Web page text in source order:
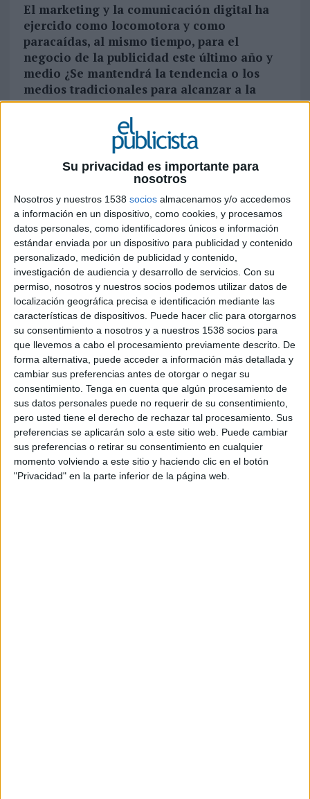
Su privacidad es importante para
nosotros
Nosotros y nuestros 1538 socios almacenamos y/o accedemos
a información en un dispositivo, como cookies, y procesamos
datos personales, como identificadores únicos e información
estándar enviada por un dispositivo para publicidad y contenido
personalizado, medición de publicidad y contenido,
investigación de audiencia y desarrollo de servicios. Con su
permiso, nosotros y nuestros socios podemos utilizar datos de
localización geográfica precisa e identificación mediante las
características de dispositivos. Puede hacer clic para otorgarnos
su consentimiento a nosotros y a nuestros 1538 socios para
que llevemos a cabo el procesamiento previamente descrito. De
forma alternativa, puede acceder a información más detallada y
cambiar sus preferencias antes de otorgar o negar su
consentimiento. Tenga en cuenta que algún procesamiento de
sus datos personales puede no requerir de su consentimiento,
pero usted tiene el derecho de rechazar tal procesamiento. Sus
preferencias se aplicarán solo a este sitio web. Puede cambiar
sus preferencias o retirar su consentimiento en cualquier
momento volviendo a este sitio y haciendo clic en el botón
"Privacidad" en la parte inferior de la página web.
El marketing y la comunicación digital ha
ejercido como locomotora y como
paracaídas, al mismo tiempo, para el
negocio de la publicidad este último año y
medio ¿Se mantendrá la tendencia o los
medios tradicionales para alcanzar a la
audiencia recuperarán su posición en el mix
de medios, desde el punto de vista de la
Los canales digitales se han comportado como un
medio refugio durante toda la pandemia, aunque
ha ocurrido algo parecido también con la
Televisión. Juntos han sido los dos medios del
‘confinamiento’, con un crecimiento de consumo
muy significativo, aunque eso tampoco les ha
impedido perder inversión.
En nuestra opinión, la pandemia ha acelerado
cambios que ya venían produciéndose desde hace
tiempo. Las redes sociales, las plataformas de
video en ‘streaming’, y sobre todo ‘marketplaces’
y ‘ecommerces’ han disparado su ritmo de
adopción entre los consumidores españoles. No
obstante, la televisión y el resto de los medios
tradicionales van a seguir jugando un papel
crucial, especialmente en la construcción ‘upper
funnel’ de las marcas. La publicidad y los
contenidos de la televisión lineal continúan
demostrando ser los más efectivos en la
generación de posicionamiento de marca, sobre
todo cuando se trata de hacerlo de manera